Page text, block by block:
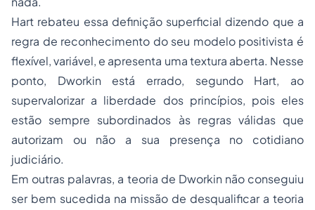
Hart rebateu essa definição superficial dizendo que a
regra de reconhecimento do seu modelo positivista é
flexível, variável, e apresenta umatextura aberta. Nesse
ponto, Dworkin está errado, segundo Hart, ao
supervalorizar a liberdade dos princípios, pois eles
estão sempre subordinados às regras válidas que
autorizam ou não a sua presença no cotidiano
judiciário.
Em outras palavras, a teoria de Dworkin não conseguiu
ser bem sucedida na missão de desqualificar a teoria